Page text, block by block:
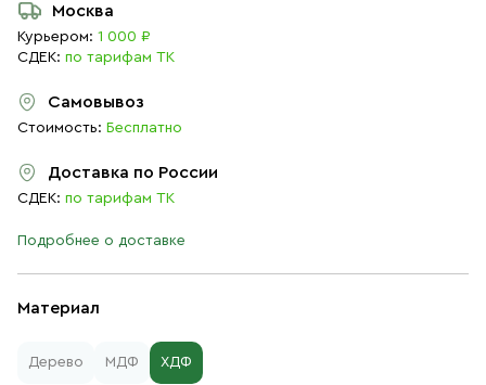
Материал
Дерево МДФ ХДФ
Москва
Курьером: 1 000 ₽
СДЕК: по тарифам ТК
Самовывоз
Стоимость: Бесплатно
Доставка по России
СДЕК: по тарифам ТК
Подробнее о доставке